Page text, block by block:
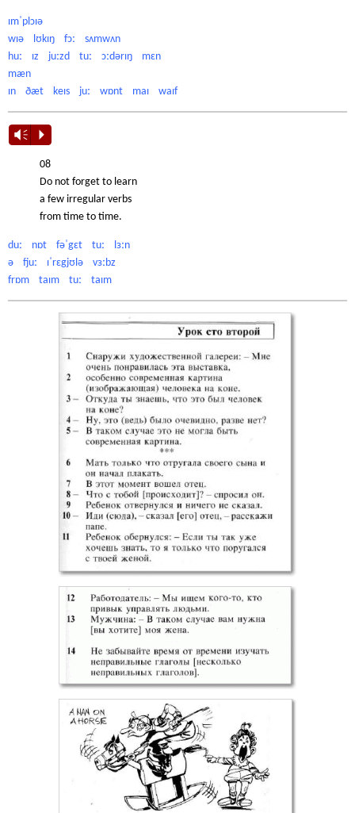
ɪmˈplɔɪə
wɪə lʊkɪŋ fɔː sʌmwʌn
huː ɪz juːzd tuː ɔːdərɪŋ mɛn
mæn
ɪn ðæt keɪs juː wɒnt maɪ waɪf
Vm P
08
Do not forget to learn
a few irregular verbs
from time to time.
duː nɒt fəˈgɛt tuː lɜːn
ə fjuː ɪˈrɛgjʊlə vɜːbz
frɒm taɪm tuː taɪm